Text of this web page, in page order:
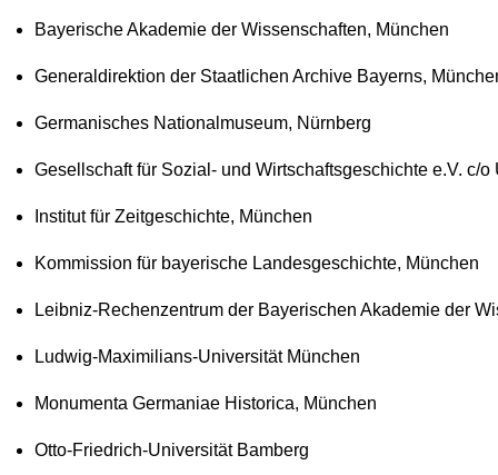
Bayerische Akademie der Wissenschaften, München
Generaldirektion der Staatlichen Archive Bayerns,
Germanisches Nationalmuseum, Nürnberg
Gesellschaft für Sozial- und Wirtschaftsgeschichte e.V. c/
Institut für Zeitgeschichte, München
Kommission für bayerische Landesgeschichte, München
Leibniz-Rechenzentrum der Bayerischen Akademie der
Ludwig-Maximilians-Universität München
Monumenta Germaniae Historica, München
Otto-Friedrich-Universität Bamberg